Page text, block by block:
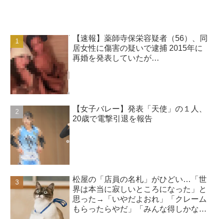
【速報】薬師寺保栄容疑者（56）、同
居女性に傷害の疑いで逮捕 2015年に
再婚を発表していたが…
【女子バレー】発表「天使」の１人、
20歳で電撃引退を報告
松屋の「店員の名札」がひどい…「世
界は本当に寂しいところになった」と
思った→「いやだよおれ」「クレーム
もらったらやだ」「みんな得しかな